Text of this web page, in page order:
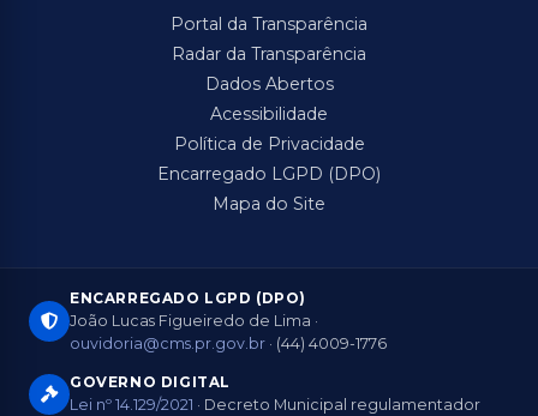
Portal da Transparência
Radar da Transparência
Dados Abertos
Acessibilidade
Política de Privacidade
Encarregado LGPD (DPO)
Mapa do Site
ENCARREGADO LGPD (DPO)
João Lucas Figueiredo de Lima ·
ouvidoria@cms.pr.gov.br · (44) 4009-1776
GOVERNO DIGITAL
Lei nº 14.129/2021 · Decreto Municipal regulamentador